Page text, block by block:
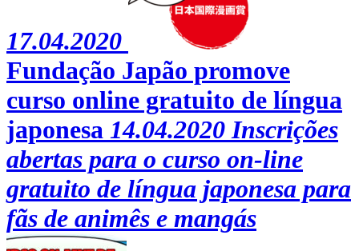
17.04.2020
Fundação Japão promove
curso online gratuito de língua
japonesa 14.04.2020 Inscrições
abertas para o curso on-line
gratuito de língua japonesa para
fãs de animês e mangás